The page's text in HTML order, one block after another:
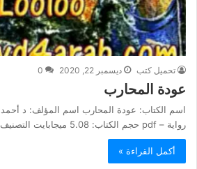
تحميل كتب ديسمبر 22, 2020 0
عودة المحارب
اسم الكتاب: عودة المحارب اسم المؤلف: د أحمد
رواية – pdf حجم الكتاب: 5.08 ميجابايت التصنيف:…
أكمل القراءة »